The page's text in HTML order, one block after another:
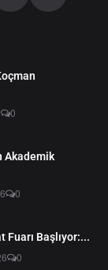
0
Akademik
0
Başlıyor:...
0